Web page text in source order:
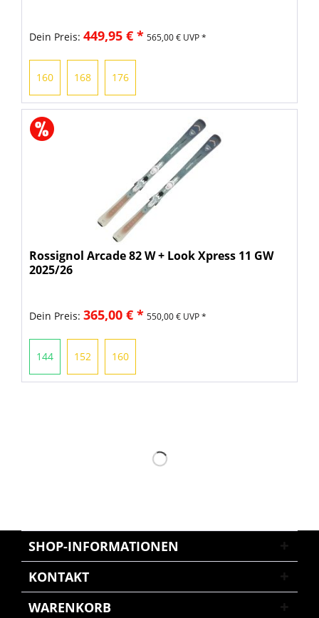
Dein Preis: 449,95 € * 565,00 € UVP *
160 168 176
Rossignol Arcade 82 W + Look Xpress 11 GW
2025/26
Dein Preis: 365,00 € * 550,00 € UVP *
144 152 160
SHOP-INFORMATIONEN
KONTAKT
WARENKORB